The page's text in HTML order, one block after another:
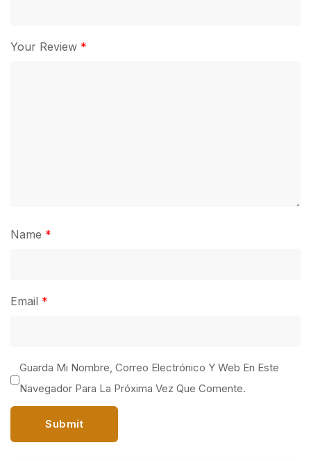
Your Review *
Name *
Email *
Guarda Mi Nombre, Correo Electrónico Y Web En Este
Navegador Para La Próxima Vez Que Comente.